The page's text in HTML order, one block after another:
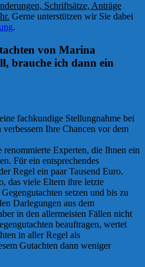
Schriftsätze, Anträge
Gerne unterstützen wir Sie dabei
.
von Marina
brauche ich dann ein
fachkundige Stellungnahme bei
Ihre Chancen vor dem
Experten, die Ihnen ein
Für ein entsprechendes
Regel ein paar Tausend Euro.
das viele Eltern ihre letzte
setzen und bis zu
Darlegungen aus dem
in den allermeisten Fällen nicht
beauftragen, wertet
in aller Regel als
Gutachten dann weniger